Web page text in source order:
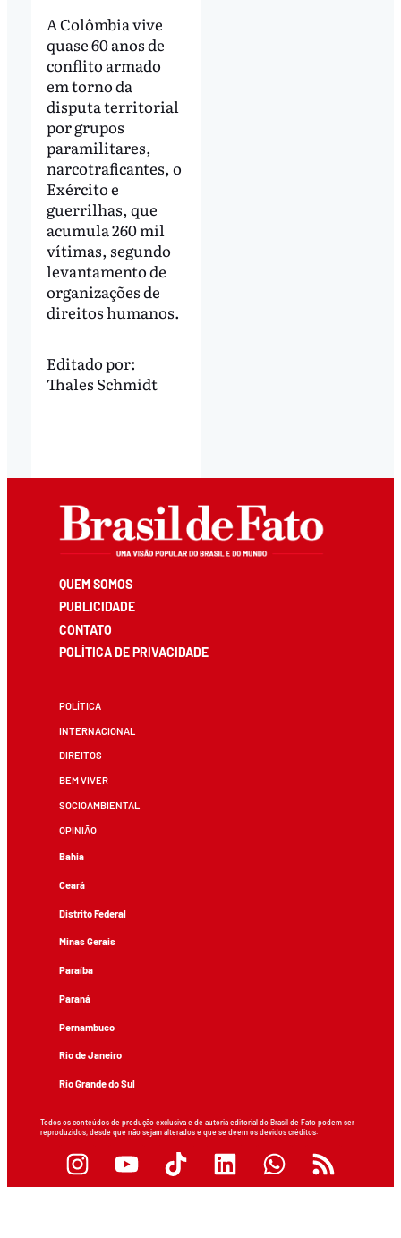
A Colômbia vive
quase 60 anos de
conflito armado
em torno da
disputa territorial
por grupos
paramilitares,
narcotraficantes, o
Exército e
guerrilhas, que
acumula 260 mil
vítimas, segundo
levantamento de
organizações de
direitos humanos.
Editado por:
Thales Schmidt
QUEM SOMOS
PUBLICIDADE
CONTATO
POLÍTICA DE PRIVACIDADE
POLÍTICA
INTERNACIONAL
DIREITOS
BEM VIVER
SOCIOAMBIENTAL
OPINIÃO
Bahia
Ceará
Distrito Federal
Minas Gerais
Paraíba
Paraná
Pernambuco
Rio de Janeiro
Rio Grande do Sul
Todos os conteúdos de produção exclusiva e de autoria editorial do Brasil de Fato podem ser
reproduzidos, desde que não sejam alterados e que se deem os devidos créditos.